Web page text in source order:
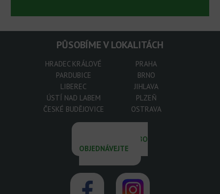
PŮSOBÍME V LOKALITÁCH
HRADEC KRÁLOVÉ
PRAHA
PARDUBICE
BRNO
LIBEREC
JIHLAVA
ÚSTÍ NAD LABEM
PLZEŇ
ČESKÉ BUDĚJOVICE
OSTRAVA